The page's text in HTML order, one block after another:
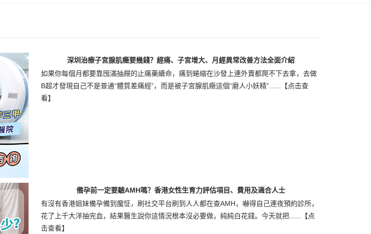
深圳治療子宮腺肌癥要幾錢？經痛、子宮增大、月經異常改善方法全面介紹
如果你每個月都要靠囤滿抽屜的止痛藥續命，痛到蜷縮在沙發上連外賣都爬不下去拿，去做
B超才發現自己不是普通“體質差痛經”，而是被子宮腺肌癥這個“磨人小妖精”......
【点击查
看】
備孕前一定要驗AMH嗎？香港女性生育力評估項目、費用及適合人士
有沒有香港姐妹備孕備到魔怔，刷社交平台刷到人人都在查AMH，嚇得自己連夜預約診所，
花了上千大洋抽完血，結果醫生說你這情況根本沒必要做，純純白花錢。今天就把......
【点
击查看】